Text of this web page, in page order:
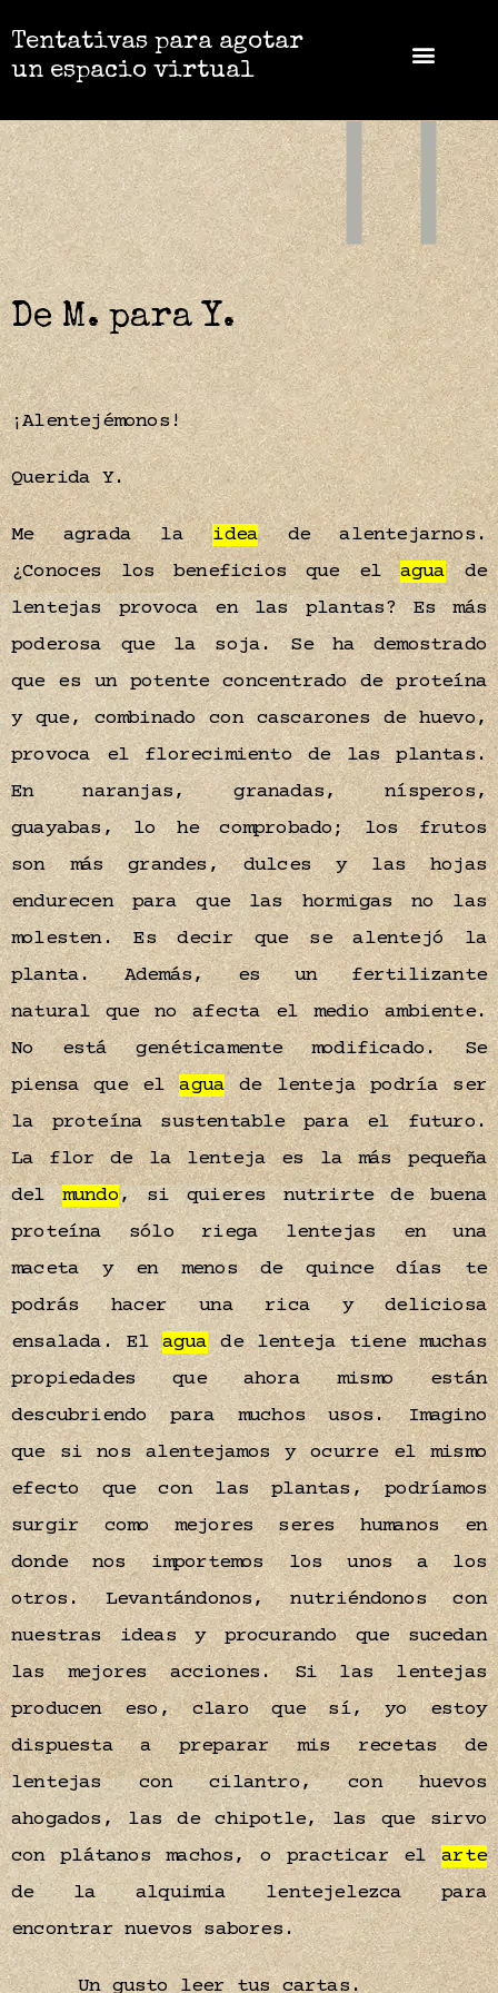
Tentativas para agotar
un espacio virtual
De M. para Y.
¡Alentejémonos!
Querida Y.
Me agrada laideade alentejarnos.
¿Conoces los beneficios que elaguade
lentejas provoca en las plantas? Es más
poderosa que la soja. Se ha demostrado
que es un potente concentrado de proteína
y que, combinado con cascarones de huevo,
provoca el florecimiento de las plantas.
En naranjas, granadas, nísperos,
guayabas, lo he comprobado; los frutos
son más grandes, dulces y las hojas
endurecen para que las hormigas no las
molesten. Es decir que se alentejó la
planta. Además, es un fertilizante
natural que no afecta el medio ambiente.
No está genéticamente modificado. Se
piensa que elaguade lenteja podría ser
la proteína sustentable para el futuro.
La flor de la lenteja es la más pequeña
delmundo, si quieres nutrirte de buena
proteína sólo riega lentejas en una
maceta y en menos de quince días te
podrás hacer una rica y deliciosa
ensalada. Elagua de lenteja tiene muchas
propiedades que ahora mismo están
descubriendo para muchos usos. Imagino
que si nos alentejamos y ocurre el mismo
efecto que con las plantas, podríamos
surgir como mejores seres humanos en
donde nos importemos los unos a los
otros. Levantándonos, nutriéndonos con
nuestras ideas y procurando que sucedan
las mejores acciones. Si las lentejas
producen eso, claro que sí, yo estoy
dispuesta a preparar mis recetas de
lentejas con cilantro, con huevos
ahogados, las de chipotle, las que sirvo
con plátanos machos, o practicar elarte
de la alquimia lentejelezca para
encontrar nuevos sabores.
Un gusto leer tus cartas.